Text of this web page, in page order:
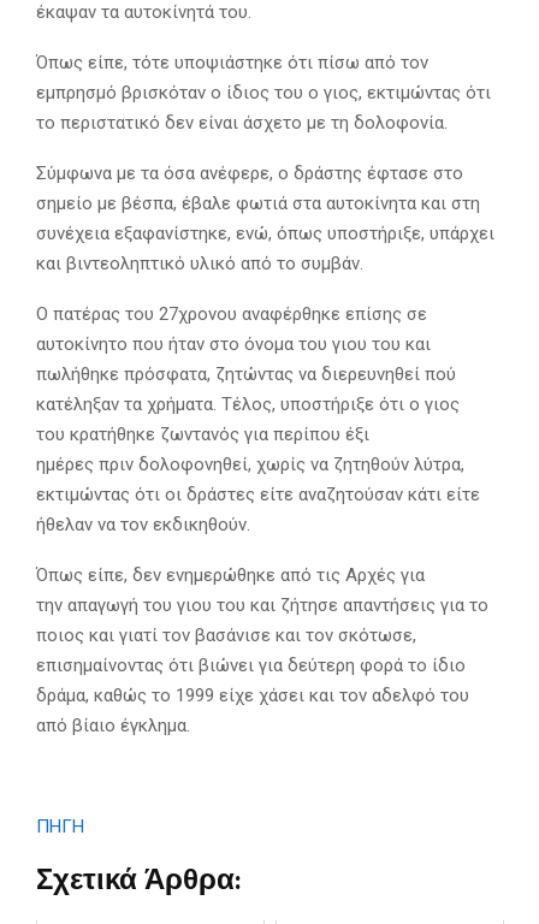
έκαψαν τα αυτοκίνητά του.
Όπως είπε, τότε υποψιάστηκε ότι πίσω από τον
εμπρησμό βρισκόταν ο ίδιος του ο γιος, εκτιμώντας ότι
το περιστατικό δεν είναι άσχετο με τη δολοφονία.
Σύμφωνα με τα όσα ανέφερε, ο δράστης έφτασε στο
σημείο με βέσπα, έβαλε φωτιά στα αυτοκίνητα και στη
συνέχεια εξαφανίστηκε, ενώ, όπως υποστήριξε, υπάρχει
και βιντεοληπτικό υλικό από το συμβάν.
Ο πατέρας του 27χρονου αναφέρθηκε επίσης σε
αυτοκίνητο που ήταν στο όνομα του γιου του και
πωλήθηκε πρόσφατα, ζητώντας να διερευνηθεί πού
κατέληξαν τα χρήματα. Τέλος, υποστήριξε ότι ο γιος
του κρατήθηκε ζωντανός για περίπου έξι
ημέρες πριν δολοφονηθεί, χωρίς να ζητηθούν λύτρα,
εκτιμώντας ότι οι δράστες είτε αναζητούσαν κάτι είτε
ήθελαν να τον εκδικηθούν.
Όπως είπε, δεν ενημερώθηκε από τις Αρχές για
την απαγωγή του γιου του και ζήτησε απαντήσεις για το
ποιος και γιατί τον βασάνισε και τον σκότωσε,
επισημαίνοντας ότι βιώνει για δεύτερη φορά το ίδιο
δράμα, καθώς το 1999 είχε χάσει και τον αδελφό του
από βίαιο έγκλημα.
ΠΗΓΗ
Σχετικά Άρθρα: